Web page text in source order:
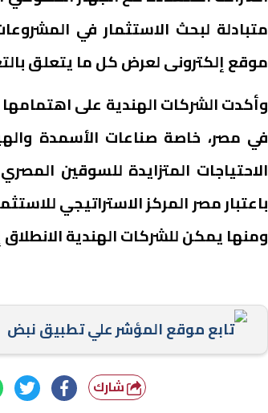
متبادلة لبحث الاستثمار في
موقع إلكترونى لعرض كل ما يتعلق
وأكدت الشركات الهندية على
في مصر، خاصة صناعات الأسمدة
الاحتياجات المتزايدة للسوقين
باعتبار مصر المركز الاستراتيجي
ومنها يمكن للشركات الهندية
تابع موقع المؤشر علي تطبيق نبض
شارك
خشبية بفناء مقبرة